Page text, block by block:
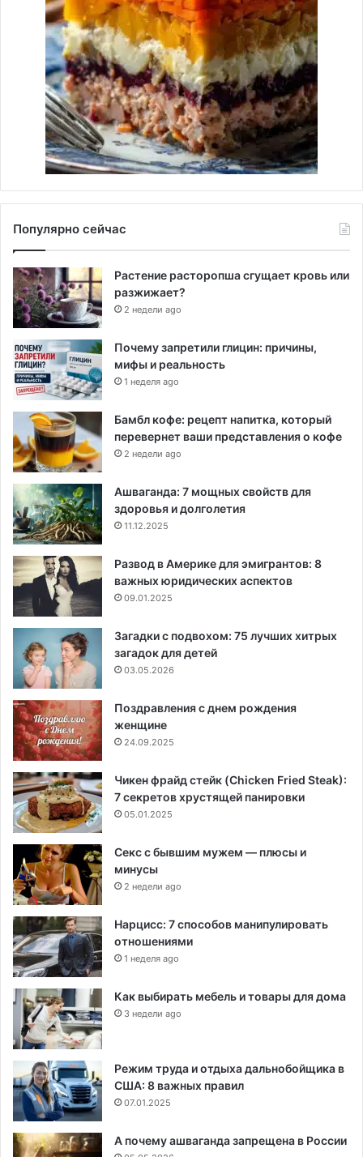
Популярно сейчас
Растение расторопша сгущает кровь или
разжижает?
2 недели ago
Почему запретили глицин: причины,
мифы и реальность
1 неделя ago
Бамбл кофе: рецепт напитка, который
перевернет ваши представления о кофе
2 недели ago
Ашваганда: 7 мощных свойств для
здоровья и долголетия
11.12.2025
Развод в Америке для эмигрантов: 8
важных юридических аспектов
09.01.2025
Загадки с подвохом: 75 лучших хитрых
загадок для детей
03.05.2026
Поздравления с днем рождения
женщине
24.09.2025
Чикен фрайд стейк (Chicken Fried Steak):
7 секретов хрустящей панировки
05.01.2025
Секс с бывшим мужем — плюсы и
минусы
2 недели ago
Нарцисс: 7 способов манипулировать
отношениями
1 неделя ago
Как выбирать мебель и товары для дома
3 недели ago
Режим труда и отдыха дальнобойщика в
США: 8 важных правил
07.01.2025
А почему ашваганда запрещена в России